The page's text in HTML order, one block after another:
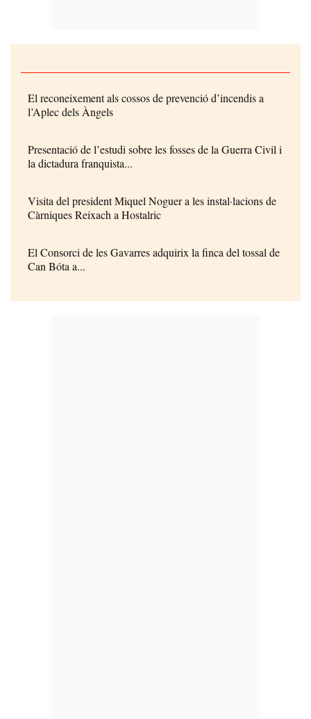
El reconeixement als cossos de prevenció d’incendis a
l’Aplec dels Àngels
Presentació de l’estudi sobre les fosses de la Guerra Civil i
la dictadura franquista...
Visita del president Miquel Noguer a les instal·lacions de
Càrniques Reixach a Hostalric
El Consorci de les Gavarres adquirix la finca del tossal de
Can Bóta a...